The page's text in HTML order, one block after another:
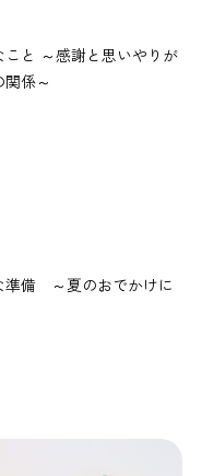
と ～感謝と思いやりが
係～
準備 ～夏のおでかけに